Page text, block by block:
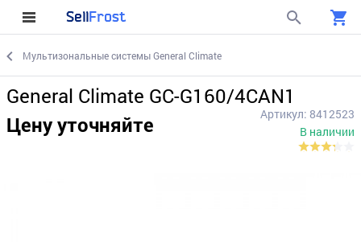
SellFrost
Мультизональные системы General Climate
General Climate GC-G160/4CAN1
Цену уточняйте
Артикул: 8412523
В наличии